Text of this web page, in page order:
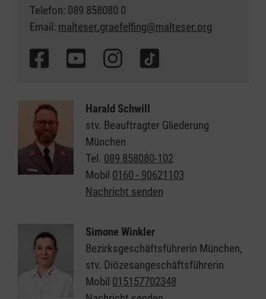
Telefon: 089 858080 0
Email: malteser.graefelfing@malteser.org
Harald Schwill
stv. Beauftragter Gliederung
München
Tel. 089 858080-102
Mobil 0160 - 90621103
Nachricht senden
Simone Winkler
Bezirksgeschäftsführerin München,
stv. Diözesangeschäftsführerin
Mobil 015157702348